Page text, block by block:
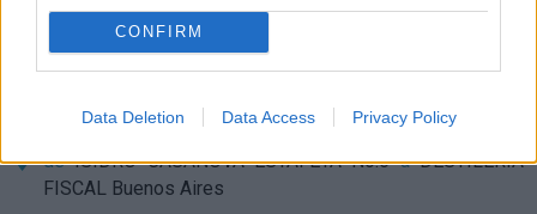
CONFIRM
Data Deletion Data Access Privacy Policy
BARRIO LOS PINOS (LLAVALLOL, PDO. LOMAS DE
ZAMORA)aBARRIO VILLA GAUCHO Buenos Aires
CASANOVA ESTAFETA No.6
deISIDRO CASANOVA ESTAFETA No.6aDESTILERIA
FISCAL Buenos Aires